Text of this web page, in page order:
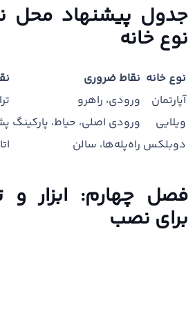
جدول پیشنهاد محل
نوع خانه
نوع خانه نقاط ضروری
آپارتمان
ورودی، راهرو
ویلایی
ورودی اصلی، حیاط، پارکینگ
دوبلکس راه‌پله‌ها، سالن
فصل چهارم: ابزار و
برای نصب